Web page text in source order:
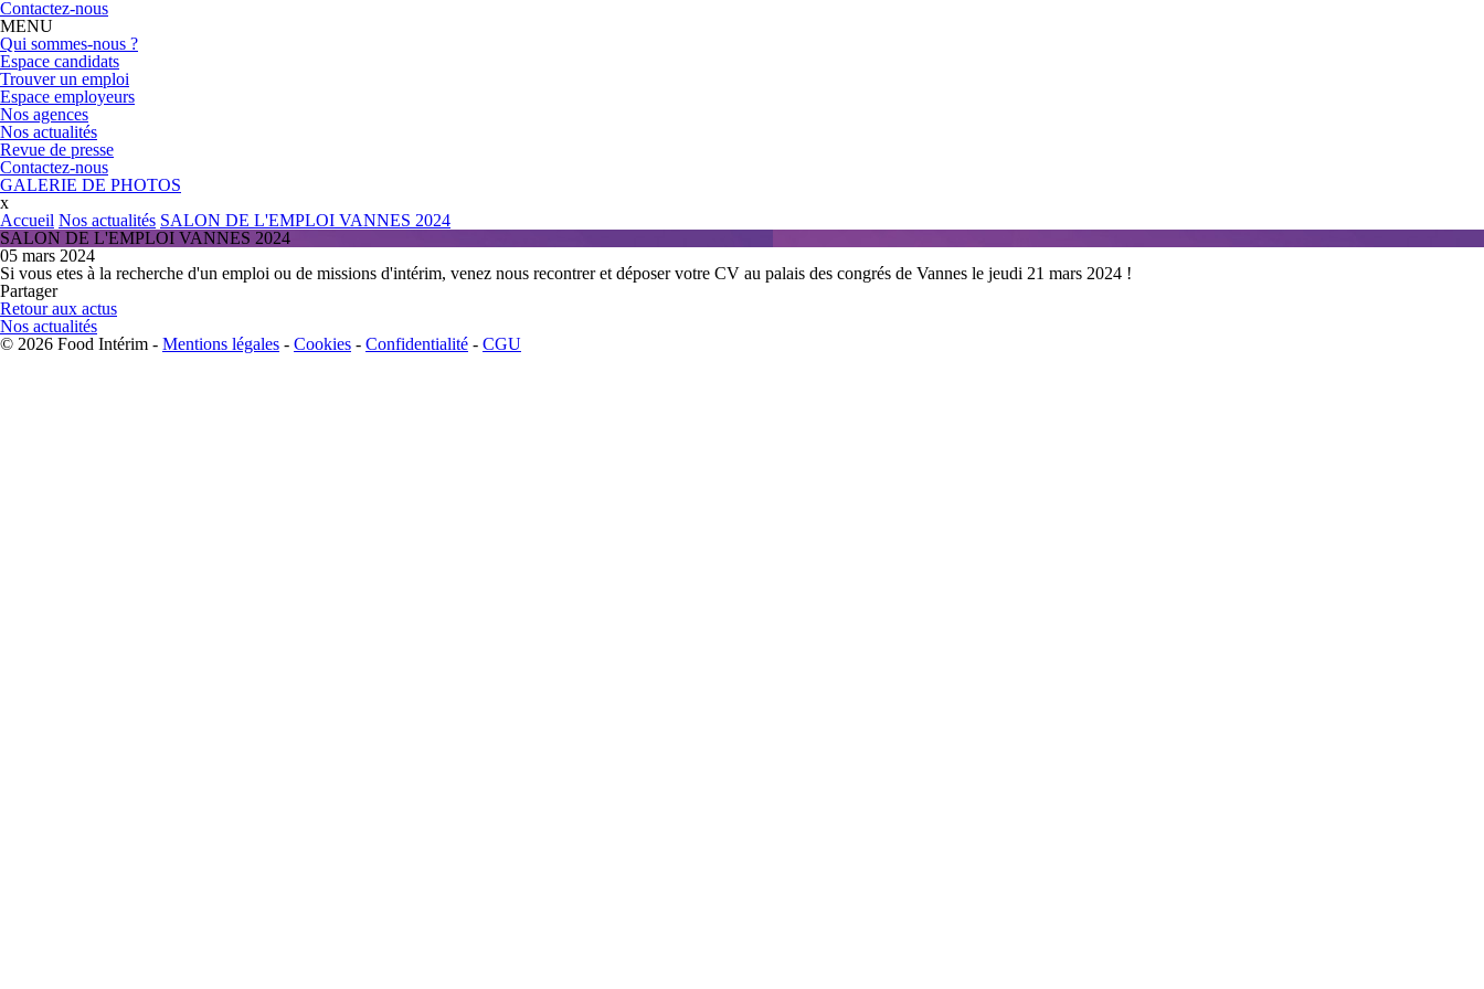
Contactez-nous
MENU
Qui sommes-nous ?
Espace candidats
Trouver un emploi
Espace employeurs
Nos agences
Nos actualités
Revue de presse
Contactez-nous
GALERIE DE PHOTOS
x
Accueil Nos actualités SALON DE L'EMPLOI VANNES 2024
SALON DE L'EMPLOI VANNES 2024
05 mars 2024
Si vous etes à la recherche d'un emploi ou de missions d'intérim, venez nous recontrer et déposer votre CV au palais des congrés de Vannes le jeudi 21 mars 2024 !
Partager
Retour aux actus
Nos actualités
© 2026 Food Intérim - Mentions légales - Cookies - Confidentialité - CGU